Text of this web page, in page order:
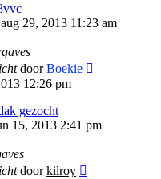
29, 2013 11:23 am
doorBoekie
12:26 pm
gezocht
15, 2013 2:41 pm
doorkilroy